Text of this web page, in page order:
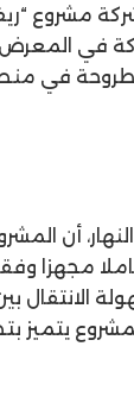
مشروع
الشركة في
أن
مجهزا وفقا
الانتقال بين